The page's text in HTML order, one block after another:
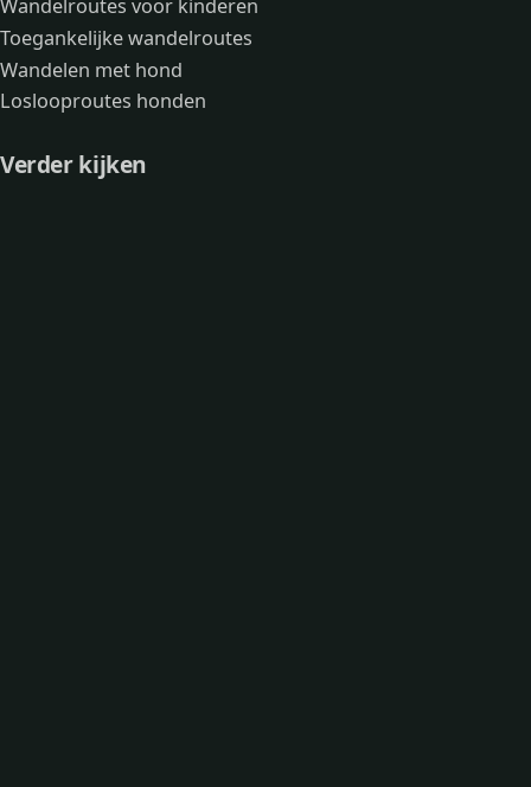
Wandelroutes voor kinderen
Toegankelijke wandelroutes
Wandelen met hond
Loslooproutes honden
Verder kijken